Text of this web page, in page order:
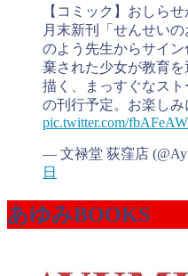
【コミック】おしら
月末新刊「せんせい
のよう先生からサイ
棄された少女が教育
描く、まっすぐなス
の刊行予定。お楽しみ
pic.twitter.com/
— 文禄堂 荻窪店
日
あゆみBOOKS